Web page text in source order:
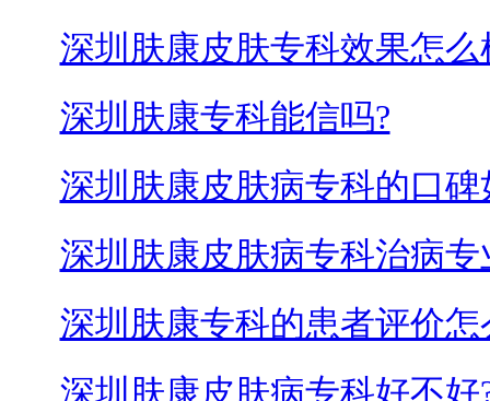
深圳肤康皮肤专科效果怎么
深圳肤康专科能信吗?
深圳肤康皮肤病专科的口碑
深圳肤康皮肤病专科治病专
深圳肤康专科的患者评价怎
深圳肤康皮肤病专科好不好